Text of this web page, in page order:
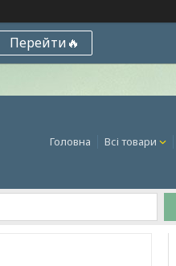
Перейти🔥
Головна Всі товари